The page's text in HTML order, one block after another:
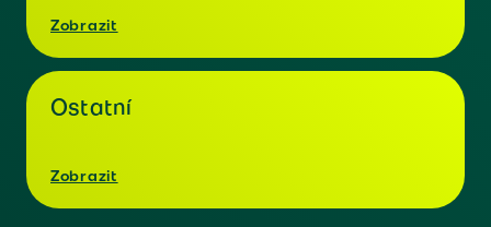
Zobrazit
Ostatní
Zobrazit